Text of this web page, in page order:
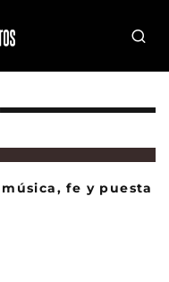
fe y puesta